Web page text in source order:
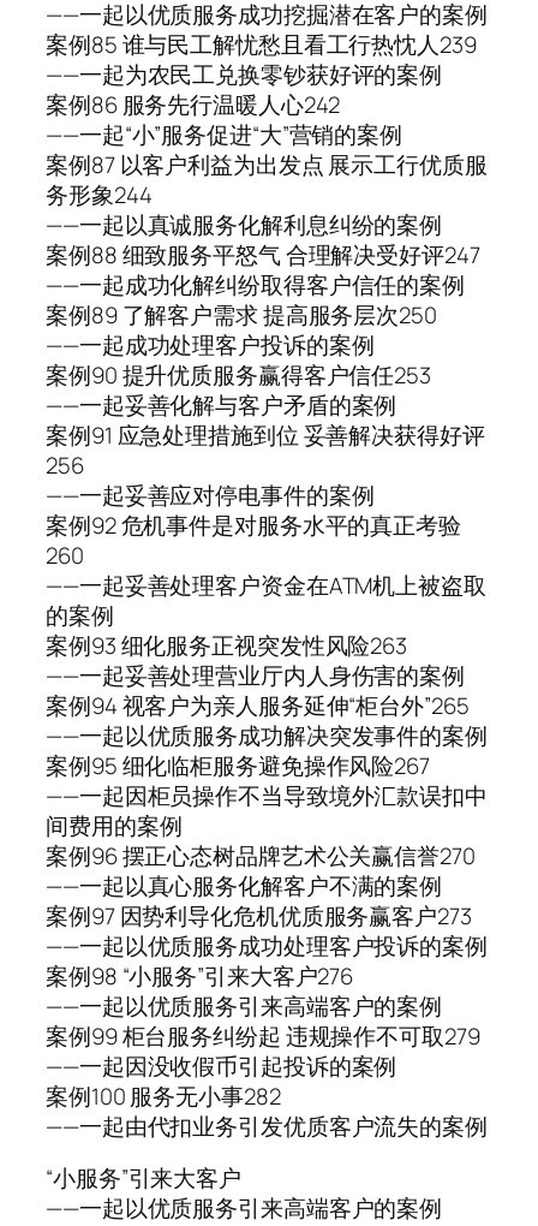
——一起以优质服务成功挖掘潜在客户的案例
案例85 谁与民工解忧愁且看工行热忱人239
——一起为农民工兑换零钞获好评的案例
案例86 服务先行温暖人心242
——一起“小”服务促进“大”营销的案例
案例87 以客户利益为出发点 展示工行优质服
务形象244
——一起以真诚服务化解利息纠纷的案例
案例88 细致服务平怒气 合理解决受好评247
——一起成功化解纠纷取得客户信任的案例
案例89 了解客户需求 提高服务层次250
——一起成功处理客户投诉的案例
案例90 提升优质服务赢得客户信任253
——一起妥善化解与客户矛盾的案例
案例91 应急处理措施到位 妥善解决获得好评
256
——一起妥善应对停电事件的案例
案例92 危机事件是对服务水平的真正考验
260
——一起妥善处理客户资金在ATM机上被盗取
的案例
案例93 细化服务正视突发性风险263
——一起妥善处理营业厅内人身伤害的案例
案例94 视客户为亲人服务延伸“柜台外”265
——一起以优质服务成功解决突发事件的案例
案例95 细化临柜服务避免操作风险267
——一起因柜员操作不当导致境外汇款误扣中
间费用的案例
案例96 摆正心态树品牌艺术公关赢信誉270
——一起以真心服务化解客户不满的案例
案例97 因势利导化危机优质服务赢客户273
——一起以优质服务成功处理客户投诉的案例
案例98 “小服务”引来大客户276
——一起以优质服务引来高端客户的案例
案例99 柜台服务纠纷起 违规操作不可取279
——一起因没收假币引起投诉的案例
案例100 服务无小事282
——一起由代扣业务引发优质客户流失的案例
“小服务”引来大客户
——一起以优质服务引来高端客户的案例